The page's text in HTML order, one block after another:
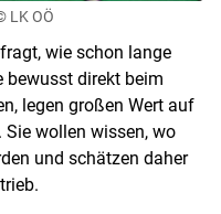
LK OÖ
wie schon lange
bewusst direkt beim
legen großen Wert auf
wollen wissen, wo
und schätzen daher